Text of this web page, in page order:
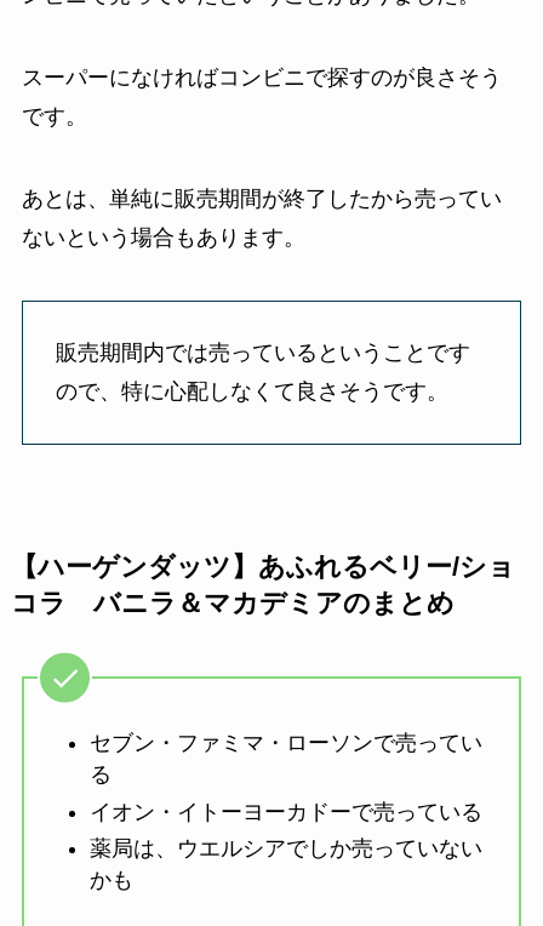
スーパーになければコンビニで探すのが良さそう
です。
あとは、単純に販売期間が終了したから売ってい
ないという場合もあります。
販売期間内では売っているということです
ので、特に心配しなくて良さそうです。
【ハーゲンダッツ】あふれるベリー/ショ
コラ バニラ＆マカデミアのまとめ
セブン・ファミマ・ローソンで売ってい
る
イオン・イトーヨーカドーで売っている
薬局は、ウエルシアでしか売っていない
かも